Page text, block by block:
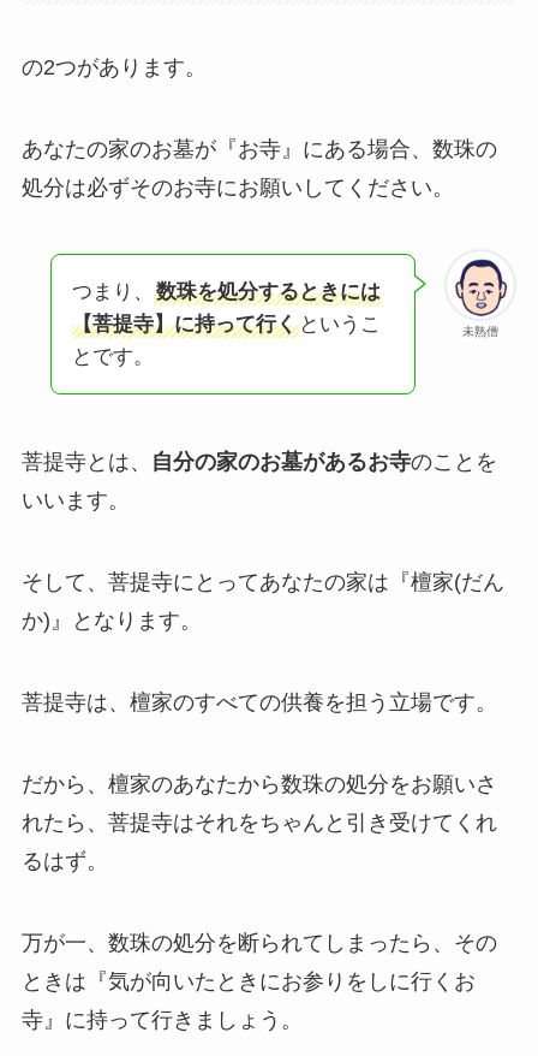
の2つがあります。
あなたの家のお墓が『お寺』にある場合、数珠の
処分は必ずそのお寺にお願いしてください。
未熟僧
つまり、
数珠を処分するときには
【菩提寺】に持って行くというこ
とです。
菩提寺とは、 自分の家のお墓があるお寺のことを
いいます。
そして、菩提寺にとってあなたの家は『檀家(だん
か)』となります。
菩提寺は、檀家のすべての供養を担う立場です。
だから、檀家のあなたから数珠の処分をお願いさ
れたら、菩提寺はそれをちゃんと引き受けてくれ
るはず。
万が一、数珠の処分を断られてしまったら、その
ときは『気が向いたときにお参りをしに行くお
寺』に持って行きましょう。